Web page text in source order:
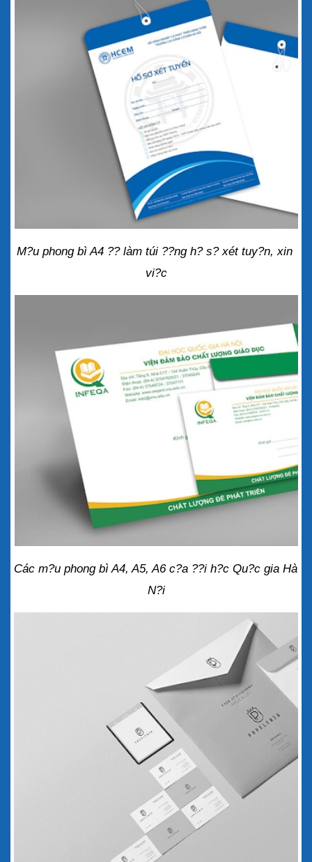
M?u phong bì A4 ?? làm túi ??ng h? s? xét tuy?n, xin
vi?c
Các m?u phong bì A4, A5, A6 c?a ??i h?c Qu?c gia Hà
N?i